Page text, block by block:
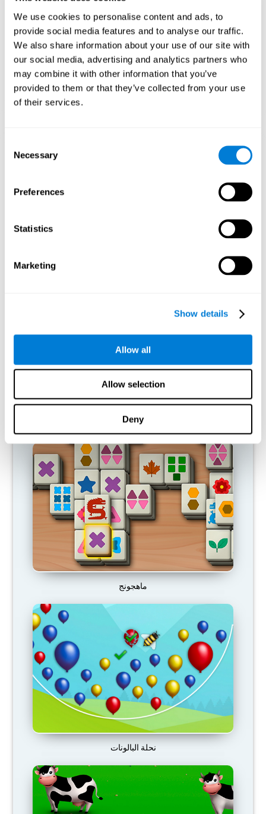
We use cookies to personalise content and ads, to
provide social media features and to analyse our traffic.
We also share information about your use of our site with
our social media, advertising and analytics partners who
may combine it with other information that you’ve
provided to them or that they’ve collected from your use
of their services.
Selection
Necessary
Preferences
Statistics
Marketing
Show details
Allow all
Allow selection
Deny
الأسبوع الأوّل الأسبوع الثاني الأسبوع الثالث
ما يحدث إن لم أدرّب قدراتي المعرفية؟
تمّ تصميم دماغنا لتوفير الموارد، لذلك يحذف الاتصالات غير المستخمة.
التنشيط العصبي ويصبحه ضعيفاً. إنّه يجعلنا أقل مهارة لاستخدام الوظيفة
هذه، الأمر الذي يؤدّي إلى أقلّ فعالية في الأنشطة اليومية.
ألعاب الموصى بها
جمع و طرح
ماهجونج
نحلة البالونات